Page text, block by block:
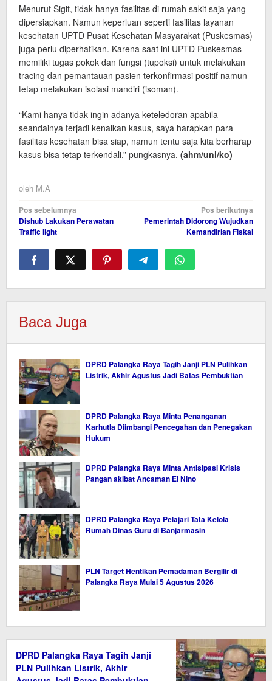
Menurut Sigit, tidak hanya fasilitas di rumah sakit saja yang
dipersiapkan. Namun keperluan seperti fasilitas layanan
kesehatan UPTD Pusat Kesehatan Masyarakat (Puskesmas)
juga perlu diperhatikan. Karena saat ini UPTD Puskesmas
memiliki tugas pokok dan fungsi (tupoksi) untuk melakukan
tracing dan pemantauan pasien terkonfirmasi positif namun
tetap melakukan isolasi mandiri (isoman).
“Kami hanya tidak ingin adanya keteledoran apabila
seandainya terjadi kenaikan kasus, saya harapkan para
fasilitas kesehatan bisa siap, namun tentu saja kita berharap
kasus bisa tetap terkendali,” pungkasnya. (ahm/uni/ko)
oleh M.A
Navigasi
pos
Pos sebelumnya
Dishub Lakukan Perawatan
Traffic light
Pos berikutnya
Pemerintah Didorong Wujudkan
Kemandirian Fiskal
Baca Juga
DPRD Palangka Raya Tagih Janji PLN Pulihkan
Listrik, Akhir Agustus Jadi Batas Pembuktian
DPRD Palangka Raya Minta Penanganan
Karhutla Diimbangi Pencegahan dan Penegakan
Hukum
DPRD Palangka Raya Minta Antisipasi Krisis
Pangan akibat Ancaman El Nino
DPRD Palangka Raya Pelajari Tata Kelola
Rumah Dinas Guru di Banjarmasin
PLN Target Hentikan Pemadaman Bergilir di
Palangka Raya Mulai 5 Agustus 2026
DPRD Palangka Raya Tagih Janji
PLN Pulihkan Listrik, Akhir